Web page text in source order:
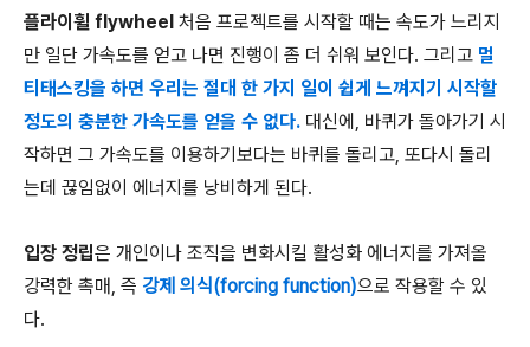
플라이휠 flywheel 처음 프로젝트를 시작할 때는 속도가 느리지
만 일단 가속도를 얻고 나면 진행이 좀 더 쉬워 보인다. 그리고 멀
티태스킹을 하면 우리는 절대 한 가지 일이 쉽게 느껴지기 시작할
정도의 충분한 가속도를 얻을 수 없다. 대신에, 바퀴가 돌아가기 시
작하면 그 가속도를 이용하기보다는 바퀴를 돌리고, 또다시 돌리
는데 끊임없이 에너지를 낭비하게 된다.
입장 정립은 개인이나 조직을 변화시킬 활성화 에너지를 가져올
강력한 촉매, 즉 강제 의식(forcing function)으로 작용할 수 있
다.